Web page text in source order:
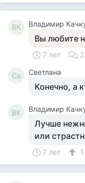
ВК Владимир
Вы любите
7 лет 2
Св Светлана
Конечно, а
ВК Владимир
Лучше
или
7 лет 1